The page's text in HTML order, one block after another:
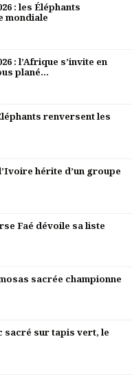
: les Éléphants
mondiale
: l’Afrique s’invite en
plané...
renversent les
hérite d’un groupe
Faé dévoile sa liste
sacrée championne
sacré sur tapis vert, le